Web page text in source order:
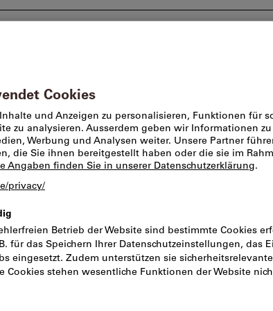
Büromöbel Bürostühle
Artikel-Nr.:185839